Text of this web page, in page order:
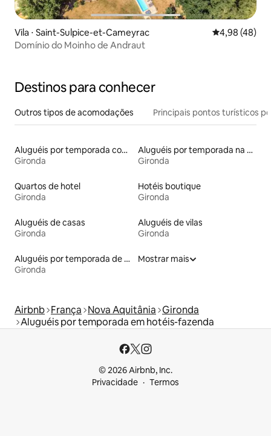
Vila ⋅ Saint-Sulpice-et-Cameyrac 4,98 de uma
4,98 (48)
Domínio do Moinho de Andraut
Destinos para conhecer
Outros tipos de acomodações Principais pontos turísticos
Aluguéis por temporada com acesso à praia
Gironda
Aluguéis por temporada na orla
Gironda
Quartos de hotel
Gironda
Hotéis boutique
Gironda
Aluguéis de casas
Gironda
Aluguéis de vilas
Gironda
Aluguéis por temporada de celeiros
Gironda
Mostrar mais
Airbnb França Nova Aquitânia Gironda
Aluguéis por temporada em hotéis-fazenda
© 2026 Airbnb, Inc.
Privacidade
Termos